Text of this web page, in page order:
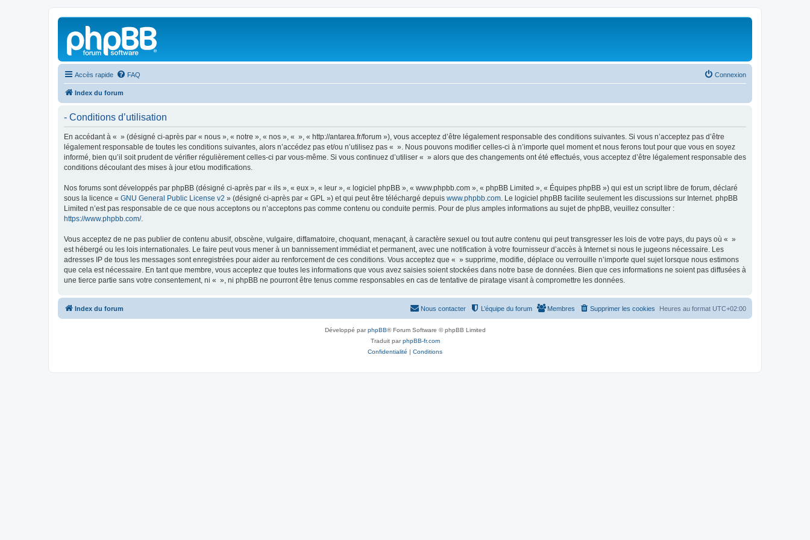
Accès rapide FAQ Connexion
Index du forum
- Conditions d’utilisation
En accédant à « » (désigné ci-après par « nous », « notre », « nos », « », « http://antarea.fr/forum »), vous acceptez d’être légalement responsable des conditions suivantes. Si vous n’acceptez pas d’être
légalement responsable de toutes les conditions suivantes, alors n’accédez pas et/ou n’utilisez pas « ». Nous pouvons modifier celles-ci à n’importe quel moment et nous ferons tout pour que vous en soyez
informé, bien qu’il soit prudent de vérifier régulièrement celles-ci par vous-même. Si vous continuez d’utiliser « » alors que des changements ont été effectués, vous acceptez d’être légalement responsable des
conditions découlant des mises à jour et/ou modifications.
Nos forums sont développés par phpBB (désigné ci-après par « ils », « eux », « leur », « logiciel phpBB », « www.phpbb.com », « phpBB Limited », « Équipes phpBB ») qui est un script libre de forum, déclaré
sous la licence « GNU General Public License v2 » (désigné ci-après par « GPL ») et qui peut être téléchargé depuis www.phpbb.com. Le logiciel phpBB facilite seulement les discussions sur Internet. phpBB
Limited n’est pas responsable de ce que nous acceptons ou n’acceptons pas comme contenu ou conduite permis. Pour de plus amples informations au sujet de phpBB, veuillez consulter :
https://www.phpbb.com/.
Vous acceptez de ne pas publier de contenu abusif, obscène, vulgaire, diffamatoire, choquant, menaçant, à caractère sexuel ou tout autre contenu qui peut transgresser les lois de votre pays, du pays où « »
est hébergé ou les lois internationales. Le faire peut vous mener à un bannissement immédiat et permanent, avec une notification à votre fournisseur d’accès à Internet si nous le jugeons nécessaire. Les
adresses IP de tous les messages sont enregistrées pour aider au renforcement de ces conditions. Vous acceptez que « » supprime, modifie, déplace ou verrouille n’importe quel sujet lorsque nous estimons
que cela est nécessaire. En tant que membre, vous acceptez que toutes les informations que vous avez saisies soient stockées dans notre base de données. Bien que ces informations ne soient pas diffusées à
une tierce partie sans votre consentement, ni « », ni phpBB ne pourront être tenus comme responsables en cas de tentative de piratage visant à compromettre les données.
Index du forum Heures au format UTC+02:00
Supprimer les cookies
Membres
L’équipe du forum
Nous contacter
Développé parphpBB® Forum Software © phpBB Limited
Traduit parphpBB-fr.com
Confidentialité | Conditions